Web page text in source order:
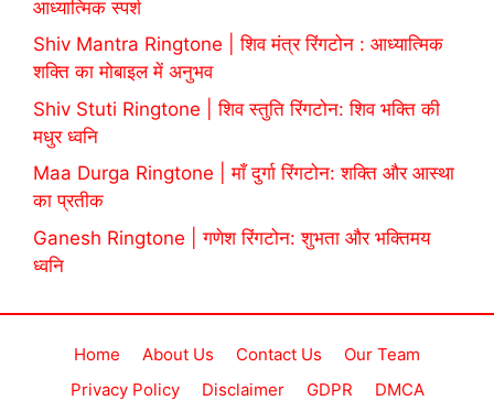
आध्यात्मिक स्पर्श
Shiv Mantra Ringtone | शिव मंत्र रिंगटोन : आध्यात्मिक
शक्ति का मोबाइल में अनुभव
Shiv Stuti Ringtone | शिव स्तुति रिंगटोन: शिव भक्ति की
मधुर ध्वनि
Maa Durga Ringtone | माँ दुर्गा रिंगटोन: शक्ति और आस्था
का प्रतीक
Ganesh Ringtone | गणेश रिंगटोन: शुभता और भक्तिमय
ध्वनि
Home About Us Contact Us
Our Team
Privacy Policy
Disclaimer GDPR DMCA